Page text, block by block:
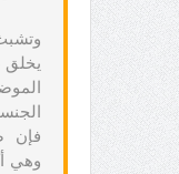
يخلق
فإن
وهي